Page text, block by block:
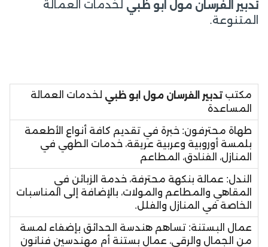
تدبير الفرسان مول ابو ظبي لخدمات العمالة
المتنوعة.
مكتبتدبير الفرسان مول ابو ظبي لخدمات العمالة
المساعدة
طهاة محترفون: خبرة في تقديم كافة أنواع الأطعمة
بلمسة أوروبية وعربية عريقة، خدمات الطهي في
المنازل، الفنادق، المطاعم
الندل: عمالة بنكهة محترفة، خدمة الزبائن في
المقاهي والمطاعم والمولات، بالإضافة إلى المناسبات
الخاصة في المنازل والفلل.
عمال البستنة: تساهم هندسة الحدائق بإضفاء لمسة
من الجمال والرقي، عمال بستنة أم مهندسين فنانون